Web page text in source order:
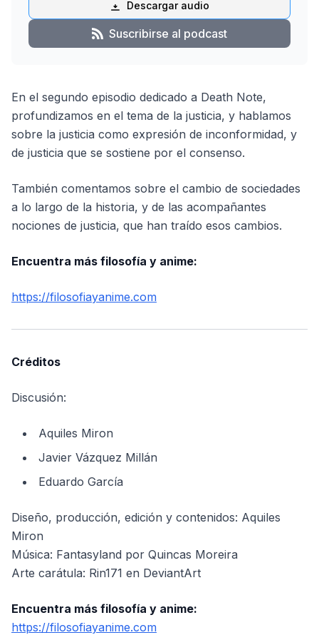
Descargar audio
Suscribirse al podcast
En el segundo episodio dedicado a Death Note,
profundizamos en el tema de la justicia, y hablamos
sobre la justicia como expresión de inconformidad, y
de justicia que se sostiene por el consenso.
También comentamos sobre el cambio de sociedades
a lo largo de la historia, y de las acompañantes
nociones de justicia, que han traído esos cambios.
Encuentra más filosofía y anime:
https://filosofiayanime.com
Créditos
Discusión:
Aquiles Miron
Javier Vázquez Millán
Eduardo García
Diseño, producción, edición y contenidos: Aquiles
Miron
Música: Fantasyland por Quincas Moreira
Arte carátula: Rin171 en DeviantArt
Encuentra más filosofía y anime:
https://filosofiayanime.com